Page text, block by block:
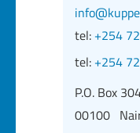
tel: +254
tel: +254
P.O. Box
00100